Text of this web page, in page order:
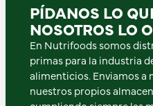
PÍDANOS LO
NOSOTROS LO
En Nutrifoods somos
primas para la industria
alimenticios. Enviamos a
nuestros propios